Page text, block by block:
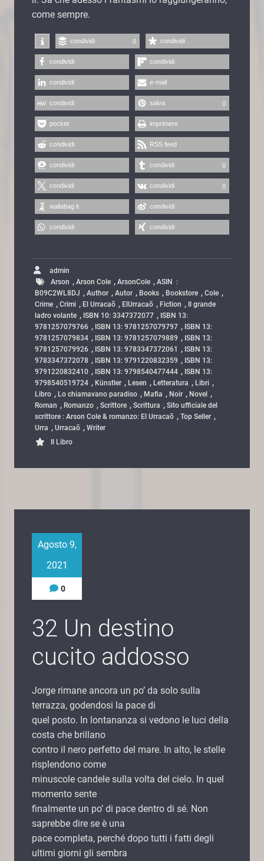
come sempre.
condividi 0 condividi
condividi condividi
condividi e-mail
condividi salva 0
pocket imprimere
condividi RSS feed
condividi condividi 0
condividi condividi 0
wallabag it condividi
condividi condividi
admin
Arson , Arson Cole , ArsonCole , ASIN ‏ : ‎
B09C2WL8DJ , Author , Autor , Books , Bookstore , Cole ,
Crime , Crimi , El Urracaõ , ElUrracaõ , Fiction ,
Il grande
ladro volante , ISBN 10: 3347372077 , ISBN 13:
9781257079766 , ISBN 13: 9781257079797 , ISBN 13:
9781257079834 , ISBN 13: 9781257079889 , ISBN 13:
9781257079926 , ISBN 13: 9783347372061 , ISBN 13:
9783347372078 , ISBN 13: 9791220832359 , ISBN 13:
9791220832410 , ISBN 13: 9798540477444 , ISBN 13:
9798540519724 , Künstler , Lesen , Letteratura , Libri ,
Libro , Lo chiamavano paradiso , Mafia , Noir , Novel ,
Roman , Romanzo , Scrittore , Scrittura , Sito ufficiale del
scrittore : Arson Cole & romanzo: El Urracaõ , Top Seller ,
Urra , Urracaõ , Writer
Il Libro
Agosto 9,
2021
0
32 Un destino
cucito addosso
Jorge rimane ancora un po’ da solo sulla
terrazza, godendosi la pace di
quel posto. In lontananza si vedono le luci della
costa che brillano
contro il nero perfetto del mare. In alto, le stelle
risplendono come
minuscole candele sulla volta del cielo. In quel
momento sente
finalmente un po’ di pace dentro di sé. Non
saprebbe dire se è una
pace completa, perché dopo tutti i fatti degli
ultimi giorni gli sembra